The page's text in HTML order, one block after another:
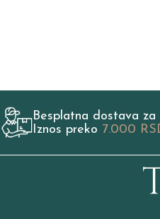
Besplatna dostava za
Iznos preko 7.000